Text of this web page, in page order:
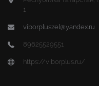
1
viborpluszel@yandex.ru
89625529551
https://viborplus.ru/